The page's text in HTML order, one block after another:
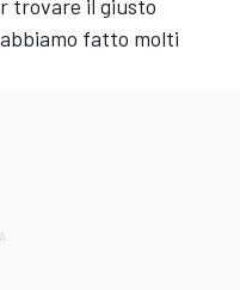
trovare il giusto
fatto molti